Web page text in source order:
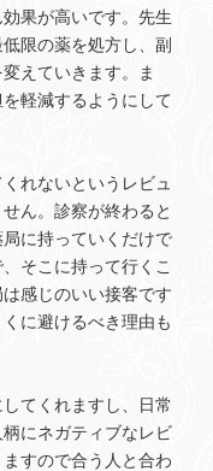
果が高いです。先生
限の薬を処方し、副
えていきます。ま
軽減するようにして
れないというレビュ
ん。診察が終わると
に持っていくだけで
そこに持って行くこ
感じのいい接客です
に避けるべき理由も
てくれますし、日常
にネガティブなレビ
すので合う人と合わ